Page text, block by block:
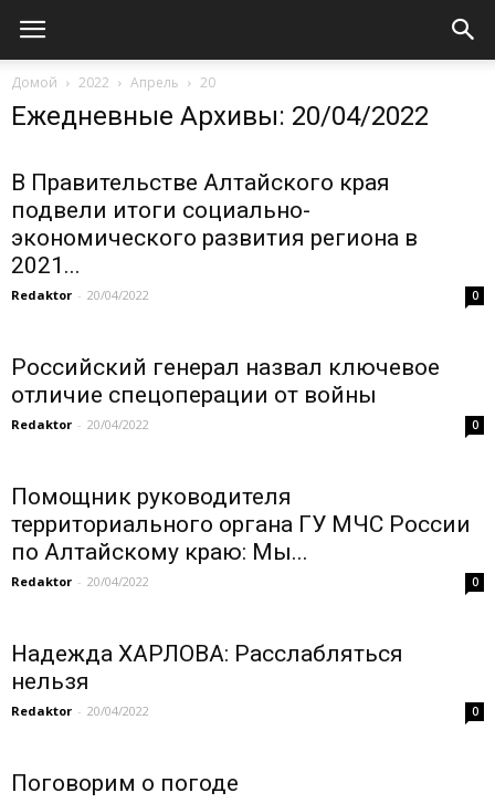
Домой 2022 Апрель 20
Ежедневные Архивы: 20/04/2022
В Правительстве Алтайского края
подвели итоги социально-
экономического развития региона в
2021...
Redaktor - 20/04/2022 0
Российский генерал назвал ключевое
отличие спецоперации от войны
Redaktor - 20/04/2022 0
Помощник руководителя
территориального органа ГУ МЧС России
по Алтайскому краю: Мы...
Redaktor - 20/04/2022 0
Надежда ХАРЛОВА: Расслабляться
нельзя
Redaktor - 20/04/2022 0
Поговорим о погоде